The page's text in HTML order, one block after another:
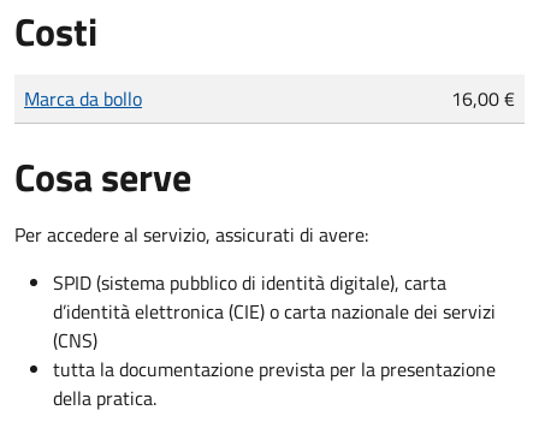
Costi
Tipo di pagamento
Importo
Marca da bollo 16,00 €
Cosa serve
Per accedere al servizio, assicurati di avere:
SPID (sistema pubblico di identità digitale), carta
d’identità elettronica (CIE) o carta nazionale dei servizi
(CNS)
tutta la documentazione prevista per la presentazione
della pratica.